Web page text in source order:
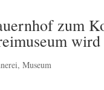
zum
wird
,Museum